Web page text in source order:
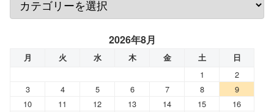
2026年8月
月 火 水 木 金 土 日
1
2
3
4 5 6 7 8
9
10
11 12 13 14 15
16